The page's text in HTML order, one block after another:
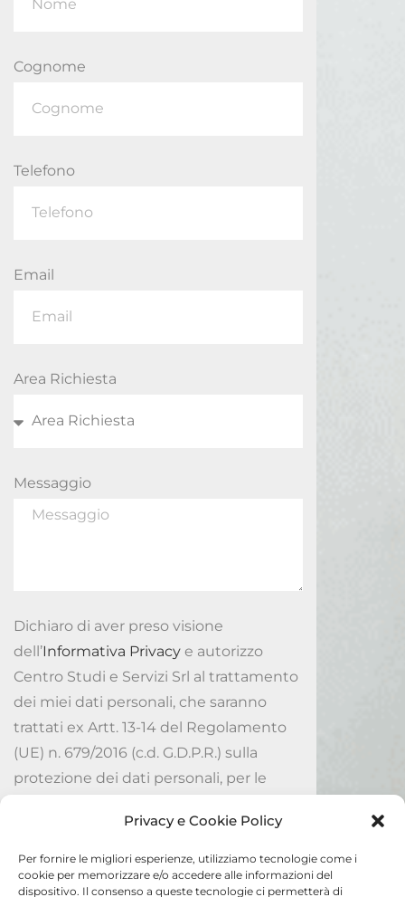
Privacy e Cookie Policy
Per fornire le migliori esperienze, utilizziamo tecnologie come i
cookie per memorizzare e/o accedere alle informazioni del
dispositivo. Il consenso a queste tecnologie ci permetterà di
Cognome
Telefono
Email
Area Richiesta
Messaggio
Dichiaro di aver preso visione
dell’Informativa Privacy e autorizzo
Centro Studi e Servizi Srl al trattamento
dei miei dati personali, che saranno
trattati ex Artt. 13-14 del Regolamento
(UE) n. 679/2016 (c.d. G.D.P.R.) sulla
protezione dei dati personali, per le
Invia